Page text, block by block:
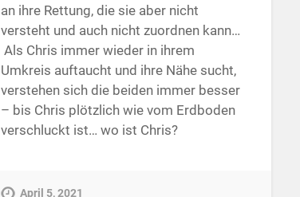
an ihre Rettung, die sie aber nicht
versteht und auch nicht zuordnen kann…
Als Chris immer wieder in ihrem
Umkreis auftaucht und ihre Nähe sucht,
verstehen sich die beiden immer besser
– bis Chris plötzlich wie vom Erdboden
verschluckt ist… wo ist Chris?
April 5, 2021